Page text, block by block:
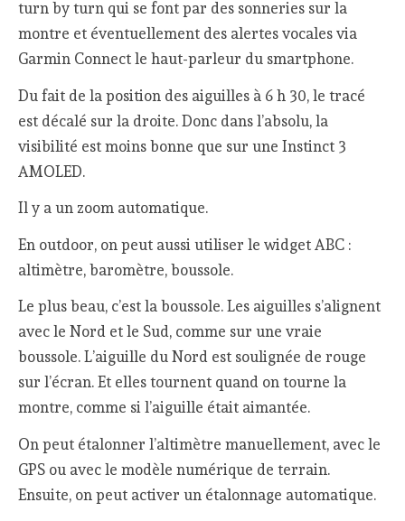
turn by turn qui se font par des sonneries sur la
montre et éventuellement des alertes vocales via
Garmin Connect le haut-parleur du smartphone.
Du fait de la position des aiguilles à 6 h 30, le tracé
est décalé sur la droite. Donc dans l’absolu, la
visibilité est moins bonne que sur une Instinct 3
AMOLED.
Il y a un zoom automatique.
En outdoor, on peut aussi utiliser le widget ABC :
altimètre, baromètre, boussole.
Le plus beau, c’est la boussole. Les aiguilles s’alignent
avec le Nord et le Sud, comme sur une vraie
boussole. L’aiguille du Nord est soulignée de rouge
sur l’écran. Et elles tournent quand on tourne la
montre, comme si l’aiguille était aimantée.
On peut étalonner l’altimètre manuellement, avec le
GPS ou avec le modèle numérique de terrain.
Ensuite, on peut activer un étalonnage automatique.